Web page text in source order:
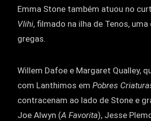
Emma Stone também atuou no
Vlihi, filmado na ilha de Tenos,
gregas.
Willem Dafoe e Margaret Qualley,
com Lanthimos em Pobres
contracenam ao lado de Stone e
Joe Alwyn (A Favorita), Jesse